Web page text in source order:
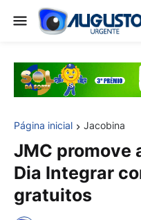
Página inicial Jacobina
JMC promove
Dia Integrar
gratuitos